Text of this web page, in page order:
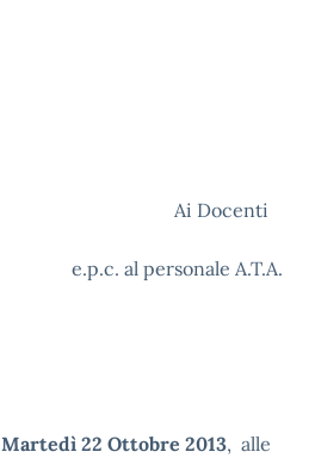
Ai Docenti
e.p.c. al personale A.T.A.
Martedì 22 Ottobre 2013, alle